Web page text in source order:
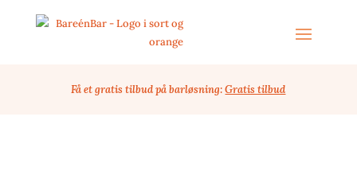
Få et gratis tilbud på barløsning:Gratis tilbud